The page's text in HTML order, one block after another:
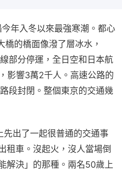
年入冬以來最強寒潮。都心
的橋面像潑了層冰水，
部分停運，全日空和日本航
影響3萬2千人。高速公路的
段封閉。整個東京的交通幾
出了一起很普通的交通事
車。沒起火，沒人當場倒
解決」的那種。兩名50歲上